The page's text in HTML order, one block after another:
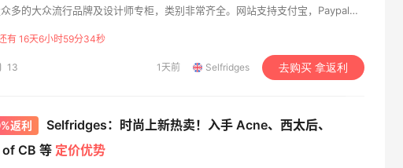
多的大众流行品牌及设计师专柜，类别非常齐全。网站支持支付宝，Paypal和
年全球免邮的Selfridges+计划。配送至中国一般5个工作日可到货，自动扣除
品附加税，自动加上国内关税。提供28日内无理由退货服务。此外，比较近推出
网更为方便中国顾客消费，可以使用简体中文浏览和选购。 Reselfridges的产品
提供二手精品选购、产品续装、维修保养等多元服务。 加入Selfridges+会
享全年英国境内次日免费送达。
有 16天6小时59分33秒
13 1天前 Selfridges 去购买 拿返利
返利
Selfridges：时尚上新热卖！入手 Acne、西太后、
CB 等 定价优势
促！哥伦
3天8小时
【55专享】Base Blu：时尚上新热卖 关注
Base Blu
Nars、CT 等